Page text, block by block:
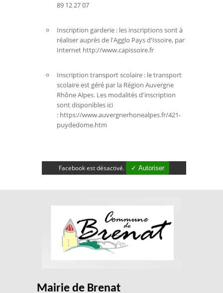
89 12 27 07
Inscription garderie : les inscriptions sont à
réaliser auprès de l'Agglo Pays d'Issoire, par
Internet http://www.capissoire.fr
Inscription transport scolaire : le transport
scolaire est géré par la Région Auvergne
Rhône Alpes. Les modalités d'inscription
sont disponibles ici
: https://www.auvergnerhonealpes.fr/421-
puydedome.htm
Facebook est désactivé. ✓ Autoriser
Mairie de Brenat